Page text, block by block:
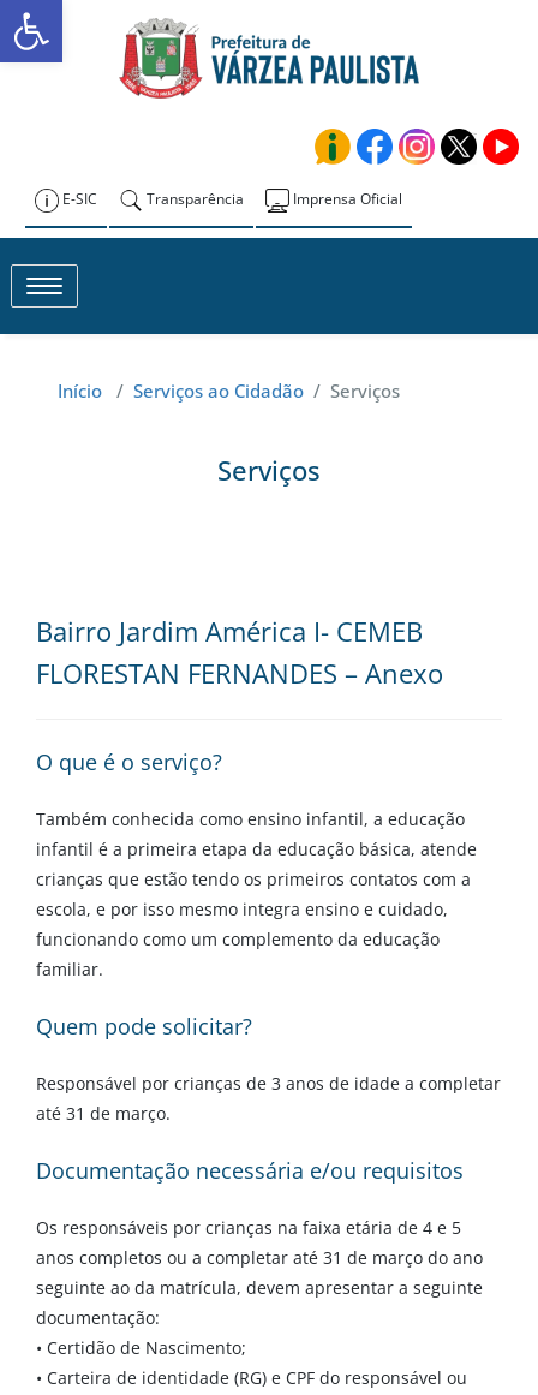
Skip
to
Prefeitura de
E-SIC Transparência Imprensa Oficial
Toggle navigation
Início / Serviços ao Cidadão / Serviços
Serviços
Bairro Jardim América I- CEMEB
FLORESTAN FERNANDES – Anexo
O que é o serviço?
Também conhecida como ensino infantil, a educação
infantil é a primeira etapa da educação básica, atende
crianças que estão tendo os primeiros contatos com a
escola, e por isso mesmo integra ensino e cuidado,
funcionando como um complemento da educação
familiar.
Quem pode solicitar?
Responsável por crianças de 3 anos de idade a completar
até 31 de março.
Documentação necessária e/ou requisitos
Os responsáveis por crianças na faixa etária de 4 e 5
anos completos ou a completar até 31 de março do ano
seguinte ao da matrícula, devem apresentar a seguinte
documentação:
• Certidão de Nascimento;
• Carteira de identidade (RG) e CPF do responsável ou